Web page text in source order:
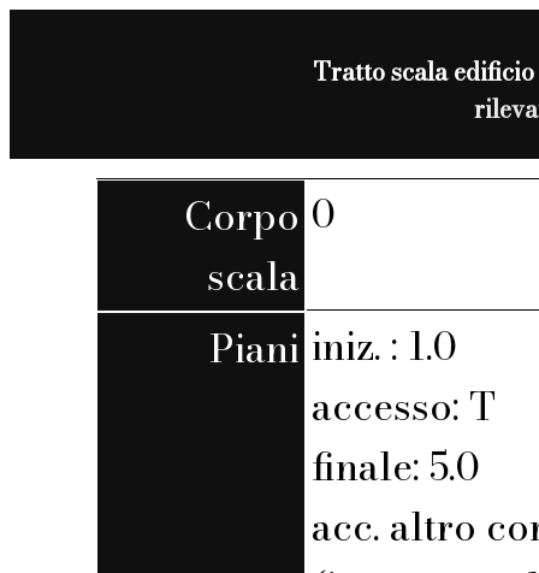
Tratto scala
Corpo
scala
0
Piani iniz. : 1.0
accesso: T
finale: 5.0
acc. altro